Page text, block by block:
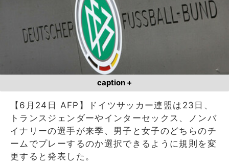
caption +
【6月24日 AFP】ドイツサッカー連盟は23日、
トランスジェンダーやインターセックス、ノンバ
イナリーの選手が来季、男子と女子のどちらのチ
ームでプレーするのか選択できるように規則を変
更すると発表した。